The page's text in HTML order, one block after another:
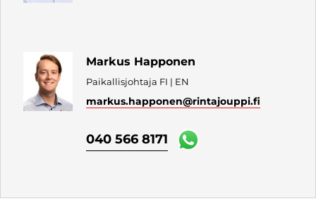
Markus Happonen
Paikallisjohtaja FI | EN
markus.happonen@rintajouppi.fi
040 566 8171